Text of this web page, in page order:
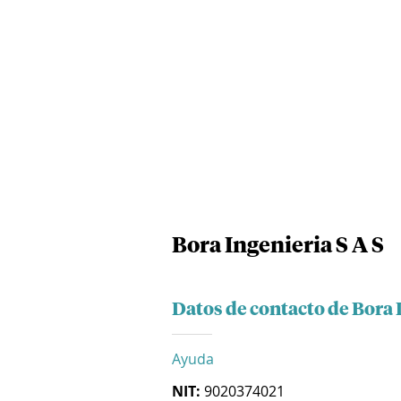
Bora Ingenieria S A S
Datos de contacto de Bora
Ayuda
NIT: 9020374021